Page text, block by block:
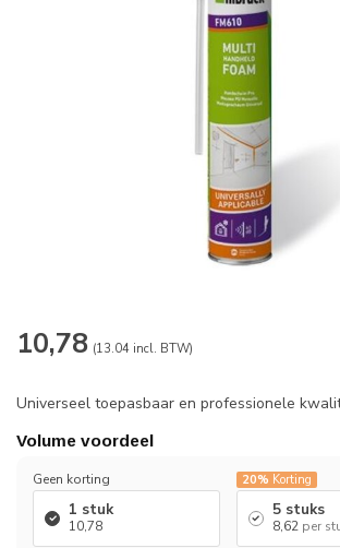
10,78 (13.04 incl. BTW)
Universeel toepasbaar en professionele
Volume voordeel
Geen korting
1 stuk
10,78
20% Korting
5 stuks
8,62 per